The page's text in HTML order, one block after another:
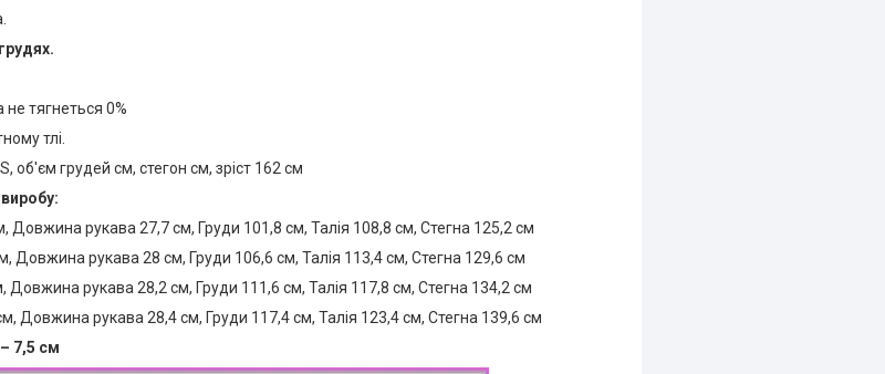
не тягнеться 0%
тлі.
об'єм грудей см, стегон см, зріст 162 см
Довжина рукава 27,7 см, Груди 101,8 см, Талія 108,8 см, Стегна 125,2 см
Довжина рукава 28 см, Груди 106,6 см, Талія 113,4 см, Стегна 129,6 см
Довжина рукава 28,2 см, Груди 111,6 см, Талія 117,8 см, Стегна 134,2 см
Довжина рукава 28,4 см, Груди 117,4 см, Талія 123,4 см, Стегна 139,6 см
7,5 см